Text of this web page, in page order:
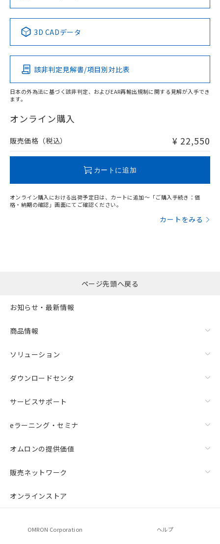
鉄材
l: 0mm以上、φd: 30mm以上、D: 0mm以上、m: 60mm以
アルミ材
l: 16mm以上、φd: 120mm以上、D: 16mm以上、m: 60mm
Pb Hg Cd Cr(VI)
O
在庫等で未対応品が混在する可能性があります。
問い合わせください。
No No No No
この製品の規格認証/適合状況ページへ
その他の認証はこちらのページからご検索ください
3D CADデータ
該非判定見解書/項目別対比表
日本の外為法に基づく該非判定、およびEAR再輸出規制に関する見解が入手でき
ます。
オンライン購入
販売価格（税込） ¥ 22,550
カートに追加
オンライン購入における出荷予定日は、カートに追加～「ご購入手続き：価
格・納期の確認」画面にてご確認ください。
カートをみる
ページ先頭へ戻る
お知らせ・最新情報
商品情報
ソリューション
ダウンロードセンタ
サービスサポート
eラーニング・セミナ
オムロンの提供価値
販売ネットワーク
オンラインストア
OMRON Corporation ヘルプ